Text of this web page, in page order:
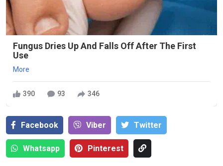
Fungus Dries Up And Falls Off After The First
Use
More
390 93 346
Facebook Viber Тwitter
Whatsapp Pinterest